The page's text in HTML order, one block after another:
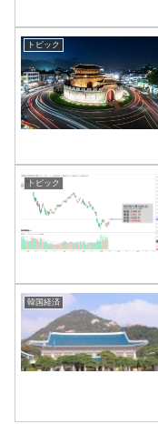
トピック
トピック
韓国経済